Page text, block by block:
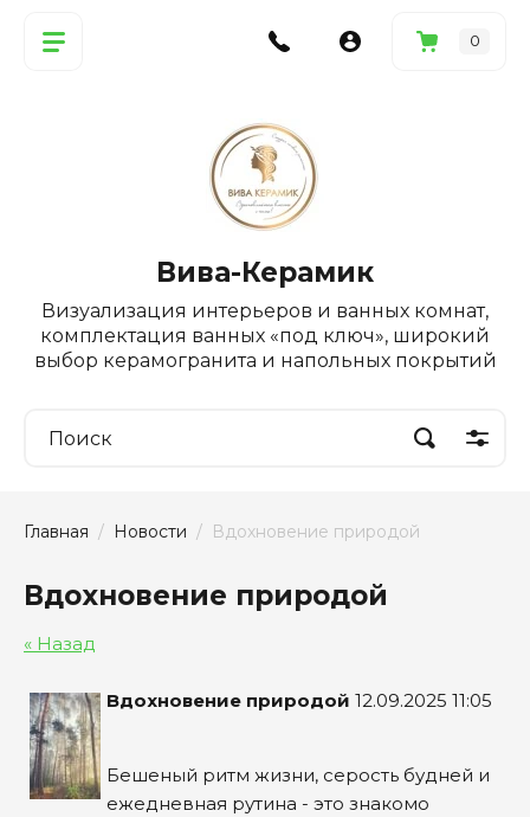
0
Вива-Керамик
Визуализация интерьеров и ванных комнат,
комплектация ванных «под ключ», широкий
выбор керамогранита и напольных покрытий
Главная / Новости /  Вдохновение природой
Вдохновение природой
« Назад
Вдохновение природой 12.09.2025 11:05
Бешеный ритм жизни, серость будней и
ежедневная рутина - это знакомо